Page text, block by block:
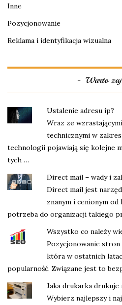
Inne
Pozycjonowanie
Reklama i identyfikacja wizualna
Warto
Ustalenie adresu ip?
Wraz ze
technicznymi w
technologii pojawiają się kolejne
tych …
Direct mail – wady i
Direct mail jest
znanym i cenionym
potrzeba do organizacji takiego
Wszystko co należy
Pozycjonowanie
która w ostatnich
popularność. Związane jest to
Jaka drukarka drukuje
Wybierz najlepszy i